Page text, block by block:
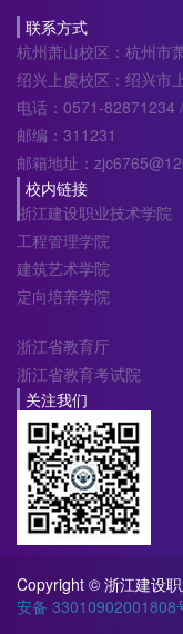
联系方式
杭州萧山校区：杭州市
绍兴上虞校区：绍兴市
电话：0571-82871234
邮编：311231
邮箱地址：
校内链接
浙江建设职业技术学院
工程管理学院
建筑艺术学院
定向培养学院
浙江省教育厅
浙江省教育考试院
关注我们
Copyright © 浙江建设
安备 33010902001808